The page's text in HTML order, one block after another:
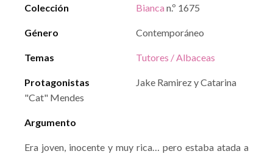
Colección Bianca n.º 1675
Género Contemporáneo
Temas Tutores / Albaceas
Protagonistas
Jake Ramirez y Catarina
"Cat" Mendes
Argumento
Era joven, inocente y muy rica… pero estaba atada a